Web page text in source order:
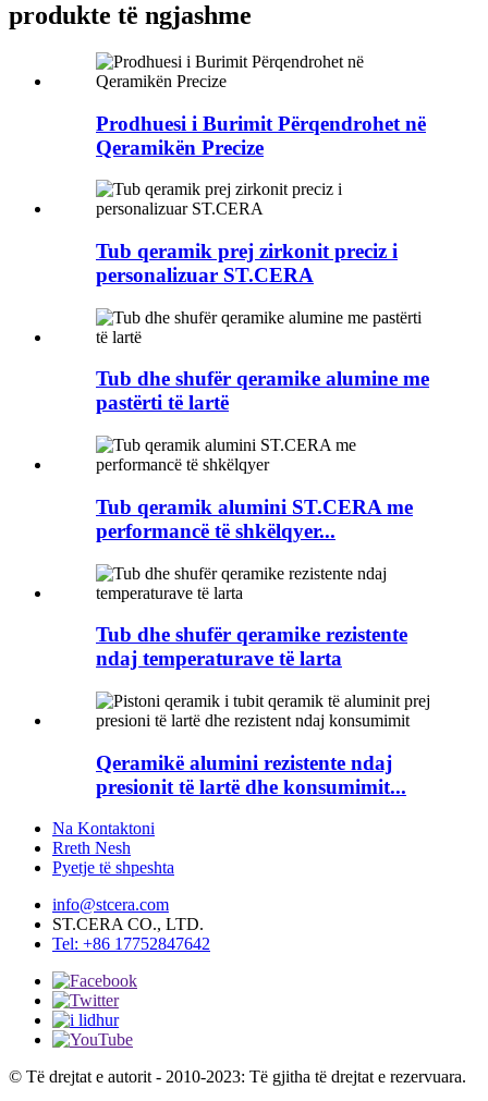
produkte të ngjashme
Prodhuesi i Burimit Përqendrohet në
Qeramikën Precize
Tub qeramik prej zirkonit preciz i
personalizuar ST.CERA
Tub dhe shufër qeramike alumine me
pastërti të lartë
Tub qeramik alumini ST.CERA me
performancë të shkëlqyer...
Tub dhe shufër qeramike rezistente
ndaj temperaturave të larta
Qeramikë alumini rezistente ndaj
presionit të lartë dhe konsumimit...
Na Kontaktoni
Rreth Nesh
Pyetje të shpeshta
info@stcera.com
ST.CERA CO., LTD.
Tel: +86 17752847642
© Të drejtat e autorit - 2010-2023: Të gjitha të drejtat e rezervuara.